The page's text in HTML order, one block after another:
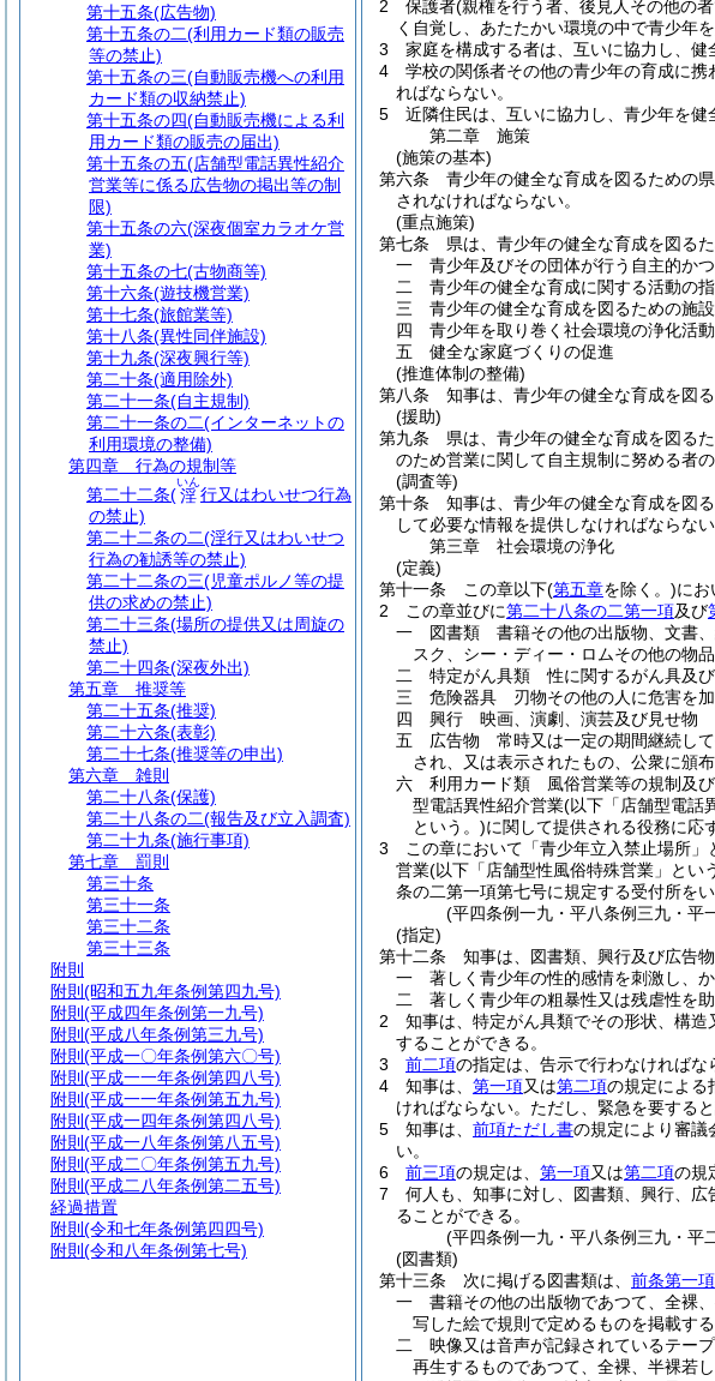
2
保護者(親権を行う者、後見人その他の
く自覚し、あたたかい環境の中で青少年
3
家庭を構成する者は、互いに協力し、
4
学校の関係者その他の青少年の育成に
ればならない。
5
近隣住民は、互いに協力し、青少年を健
第二章
施策
(施策の基本)
第六条
青少年の健全な育成を図るための
されなければならない。
(重点施策)
第七条
県は、青少年の健全な育成を図る
一
青少年及びその団体が行う自主的か
二
青少年の健全な育成に関する活動の
三
青少年の健全な育成を図るための施
四
青少年を取り巻く社会環境の浄化活
五
健全な家庭づくりの促進
(推進体制の整備)
第八条
知事は、青少年の健全な育成を図
(援助)
第九条
県は、青少年の健全な育成を図る
のため営業に関して自主規制に努める者
(調査等)
第十条
知事は、青少年の健全な育成を図
して必要な情報を提供しなければならない
第三章
社会環境の浄化
(定義)
第十一条
この章以下(第五章を除く。)にお
2
この章並びに第二十八条の二第一項及び
一
図書類 書籍その他の出版物、文書
スク、シー・ディー・ロムその他の物
二
特定がん具類 性に関するがん具及
三
危険器具 刃物その他の人に危害を
四
興行 映画、演劇、演芸及び見せ物
五
広告物 常時又は一定の期間継続し
され、又は表示されたもの、公衆に頒
六
利用カード類 風俗営業等の規制及
型電話異性紹介営業(以下「店舗型電話
という。)に関して提供される役務に応
3
この章において「青少年立入禁止場所
営業(以下「店舗型性風俗特殊営業」とい
条の二第一項第七号に規定する受付所をい
(平四条例一九・平八条例三九・平
(指定)
第十二条
知事は、図書類、興行及び広告
一
著しく青少年の性的感情を刺激し、
二
著しく青少年の粗暴性又は残虐性を
2
知事は、特定がん具類でその形状、構造
することができる。
3
前二項の指定は、告示で行わなければな
4
知事は、 第一項又は第二項の規定による
ければならない。 ただし、緊急を要する
5
知事は、 前項ただし書の規定により審議
い。
6
前三項の規定は、 第一項又は第二項の規
7
何人も、知事に対し、図書類、興行、広
ることができる。
(平四条例一九・平八条例三九・平
(図書類)
第十三条
次に掲げる図書類は、 前条第一項
一
書籍その他の出版物であつて、全裸
写した絵で規則で定めるものを掲載す
二
映像又は音声が記録されているテー
再生するものであつて、全裸、半裸若
第十五条(広告物)
第十五条の二(利用カード類の販売
等の禁止)
第十五条の三(自動販売機への利用
カード類の収納禁止)
第十五条の四(自動販売機による利
用カード類の販売の届出)
第十五条の五(店舗型電話異性紹介
営業等に係る広告物の掲出等の制
限)
第十五条の六(深夜個室カラオケ営
業)
第十五条の七(古物商等)
第十六条(遊技機営業)
第十七条(旅館業等)
第十八条(異性同伴施設)
第十九条(深夜興行等)
第二十条(適用除外)
第二十一条(自主規制)
第二十一条の二(インターネットの
利用環境の整備)
第四章
行為の規制等
第二十二条(淫
いん
行又はわいせつ行為
の禁止)
第二十二条の二(淫行又はわいせつ
行為の勧誘等の禁止)
第二十二条の三(児童ポルノ等の提
供の求めの禁止)
第二十三条(場所の提供又は周旋の
禁止)
第二十四条(深夜外出)
第五章
推奨等
第二十五条(推奨)
第二十六条(表彰)
第二十七条(推奨等の申出)
第六章
雑則
第二十八条(保護)
第二十八条の二(報告及び立入調査)
第二十九条(施行事項)
第七章
罰則
第三十条
第三十一条
第三十二条
第三十三条
附則
附則 (昭和五九年条例第四九号)
附則 (平成四年条例第一九号)
附則 (平成八年条例第三九号)
附則 (平成一〇年条例第六〇号)
附則 (平成一一年条例第四八号)
附則 (平成一一年条例第五九号)
附則 (平成一四年条例第四八号)
附則 (平成一八年条例第八五号)
附則 (平成二〇年条例第五九号)
附則 (平成二八年条例第二五号)
経過措置
附則 (令和七年条例第四四号)
附則 (令和八年条例第七号)